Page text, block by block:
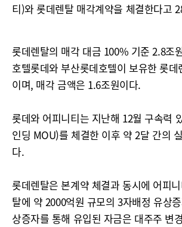
티)와 롯데렌탈 매각계약을 체결한다고
롯데렌탈의 매각 대금 100% 기준 2.8조
호텔롯데와 부산롯데호텔이 보유한 롯
이며, 매각 금액은 1.6조원이다.
롯데와 어피니티는 지난해 12월 구속력
인딩 MOU)를 체결한 이후 약 2달 간의
다.
롯데렌탈은 본계약 체결과 동시에 어피
탈에 약 2000억원 규모의 3자배정 유상
상증자를 통해 유입된 자금은 대주주 변